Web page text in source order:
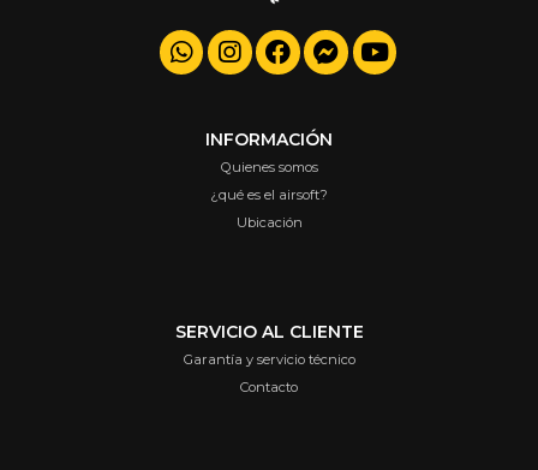
INFORMACIÓN
Quienes somos
¿qué es el airsoft?
Ubicación
SERVICIO AL CLIENTE
Garantía y servicio técnico
Contacto